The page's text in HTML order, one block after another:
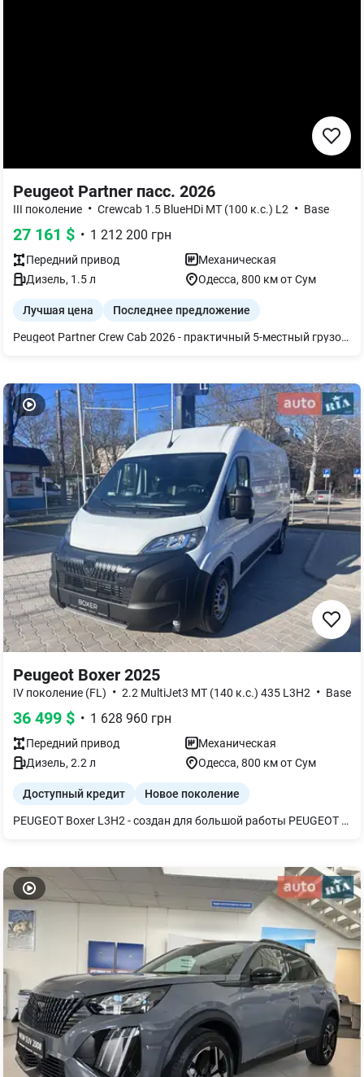
Peugeot Partner пасс. 2026
III поколение • Crewcab 1.5 BlueHDi MT (100 к.с.) L2 • Base
27 161 $ • 1 212 200 грн
Передний привод
Механическая
Дизель, 1.5л Одесса, 800 км от Сум
Лучшая цена Последнее предложение
Peugeot Partner Crew Cab 2026 - практичный 5-местный грузопассажирский фургон, созданный для бизнеса и ежедневной работы. Оснащен надежным дизельным двигателем 1.5 BlueHDi, просторной кабиной для водителя и четырех пассажиров, а также вместительным грузовым отсеком. Автомобиль сочетает комфорт легкового авто с функциональностью коммерческого транспорта.
Peugeot Boxer 2025
IV поколение (FL) • 2.2 MultiJet3 MT (140 к.с.) 435 L3H2 • Base
36 499 $ • 1 628 960 грн
Передний привод
Механическая
Дизель, 2.2л Одесса, 800 км от Сум
Доступный кредит Новое поколение
PEUGEOT Boxer L3H2 - создан для большой работы PEUGEOT Boxer L3H2 - просторный и выносливый фургон для ежедневных бизнес-задач. Удлиненная база и оптимальная высота кузова обеспечивают удобную загрузку, большой полезный объем и комфорт в работе. Надежный дизельный двигатель, продуманная эргономика кабины и современные системы безопасности делают Boxer эффективным партнером в доставке, сервисных работах и логистике. PEUGEOT Boxer L3H2 — когда важны пространство, практичность и результат.